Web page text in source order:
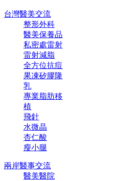
台灣醫美交流
整形外科
醫美保養品
私密處雷射
雷射減脂
全方位抗痘
果凍矽膠隆
乳
專業脂肪移
植
飛針
水微晶
杏仁酸
瘦小腿
兩岸醫事交流
醫美醫院